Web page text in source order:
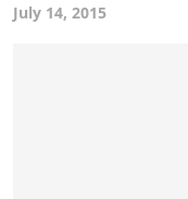
July 14, 2015